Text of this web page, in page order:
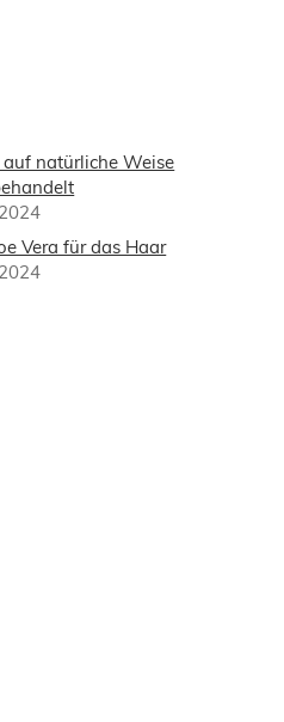
natürliche Weise
Vera für das Haar